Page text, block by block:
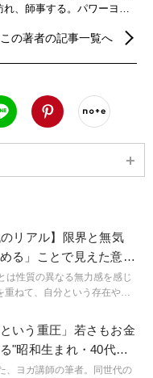
、師事する。パワーヨ
成講座を修了し、ヨガイン
この著者の記事一覧へ
twitter）
LINE Pinterest
リアル】限界と無気
る」ことで見えた意外
は性質の異なる無力感を感じ
ねて、自分という存在や立
地なのかも知れません。今回
って「諦める」とこについて
いう重圧」若さもお金
"昭和生まれ・40代女
、ヨガ講師の筆者。同世代の